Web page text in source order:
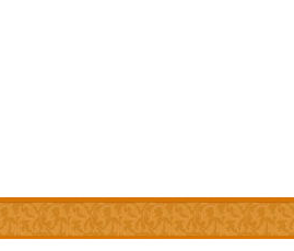
THÀNH VIÊN LIÊN HỆ CÁC